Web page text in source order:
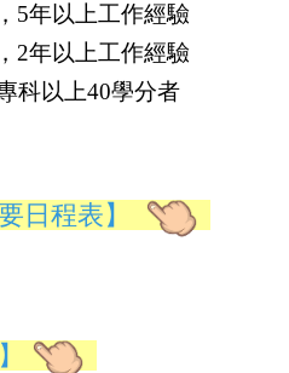
5年以上工作經驗
2年以上工作經驗
科以上40學分者
日程表】